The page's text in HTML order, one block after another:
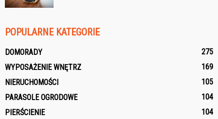
POPULARNE KATEGORIE
DOMORADY
275
WYPOSAŻENIE WNĘTRZ
169
NIERUCHOMOŚCI
105
PARASOLE OGRODOWE
104
PIERŚCIENIE
104